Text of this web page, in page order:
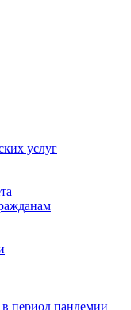
услуг
период пандемии